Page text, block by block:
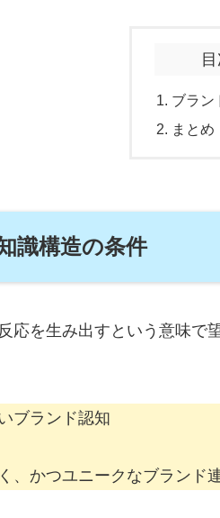
ブラン
まとめ
識構造の条件
応を生み出すという意味で
ブランド認知
、かつユニークなブランド